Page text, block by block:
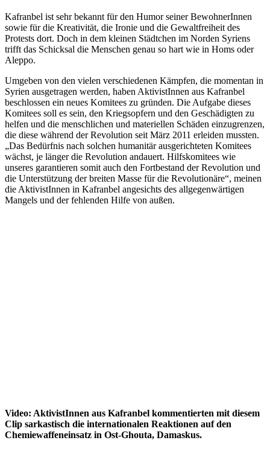
Kafranbel ist sehr bekannt für den Humor seiner BewohnerInnen
sowie für die Kreativität, die Ironie und die Gewaltfreiheit des
Protests dort. Doch in dem kleinen Städtchen im Norden Syriens
trifft das Schicksal die Menschen genau so hart wie in Homs oder
Aleppo.
Umgeben von den vielen verschiedenen Kämpfen, die momentan in
Syrien ausgetragen werden, haben AktivistInnen aus Kafranbel
beschlossen ein neues Komitees zu gründen. Die Aufgabe dieses
Komitees soll es sein, den Kriegsopfern und den Geschädigten zu
helfen und die menschlichen und materiellen Schäden einzugrenzen,
die diese während der Revolution seit März 2011 erleiden mussten.
„Das Bedürfnis nach solchen humanitär ausgerichteten Komitees
wächst, je länger die Revolution andauert. Hilfskomitees wie
unseres garantieren somit auch den Fortbestand der Revolution und
die Unterstützung der breiten Masse für die Revolutionäre“, meinen
die AktivistInnen in Kafranbel angesichts des allgegenwärtigen
Mangels und der fehlenden Hilfe von außen.
Video: AktivistInnen aus Kafranbel kommentierten mit diesem
Clip sarkastisch die internationalen Reaktionen auf den
Chemiewaffeneinsatz in Ost-Ghouta, Damaskus.